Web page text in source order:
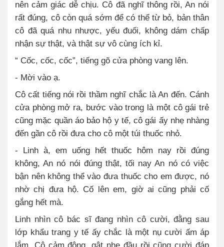
nên cảm giác dễ chịu. Cô đã nghĩ thông rồi, An nói
rất đúng, cô còn quá sớm để có thể từ bỏ, bản thân
cô đã quá nhu nhược, yếu đuối, không dám chấp
nhận sự thật, và thật sự vô cùng ích kỉ.
“ Cốc, cốc, cốc”, tiếng gõ cửa phòng vang lên.
- Mời vào ạ.
Cô cất tiếng nói rồi thầm nghĩ chắc là An đến. Cánh
cửa phòng mở ra, bước vào trong là một cô gái trẻ
cũng mặc quần áo bảo hộ y tế, cô gái ấy nhẹ nhàng
đến gần cô rồi đưa cho cô một túi thuốc nhỏ.
- Linh à, em uống hết thuốc hôm nay rồi đúng
không, An nó nói đúng thật, tối nay An nó có việc
bận nên không thể vào đưa thuốc cho em được, nó
nhờ chị đưa hộ. Cố lên em, giờ ai cũng phải cố
gắng hết mà.
Linh nhìn cô bác sĩ đang nhìn cô cười, đằng sau
lớp khẩu trang y tế ấy chắc là một nụ cười ấm áp